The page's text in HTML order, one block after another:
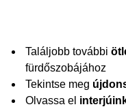
Találjobb további
fürdőszobájához
Tekintse meg
Olvassa el